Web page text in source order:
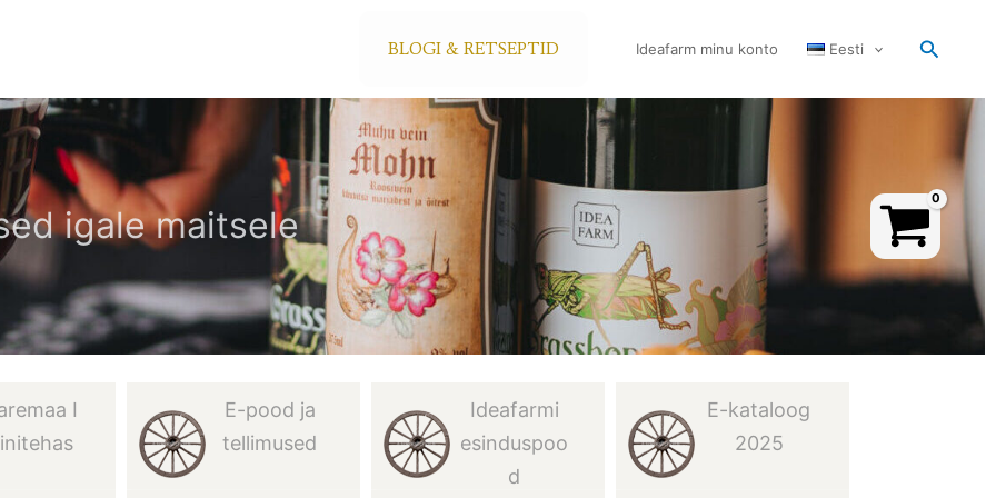
BLOGI & RETSEPTID Ideafarm minu konto Eesti Search
igale maitsele
I
E-pood ja
tellimused
Ideafarmi
esinduspoo
d
E-kataloog
2025